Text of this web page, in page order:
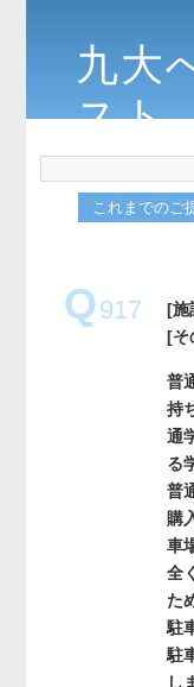
九大
スト
これまでのご
Q917
[施
[そ
普
持
通
る
普
購
車
全
た
駐
駐
し